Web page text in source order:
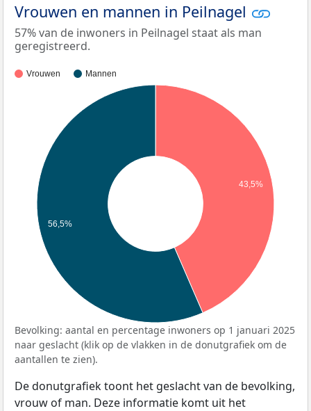
Vrouwen en mannen in Peilnagel
57% van de inwoners in Peilnagel staat als man
geregistreerd.
Vrouwen Mannen
43,5%
56,5%
Bevolking: aantal en percentage inwoners op 1 januari 2025
naar geslacht (klik op de vlakken in de donutgrafiek om de
aantallen te zien).
De donutgrafiek toont het geslacht van de bevolking,
vrouw of man. Deze informatie komt uit het